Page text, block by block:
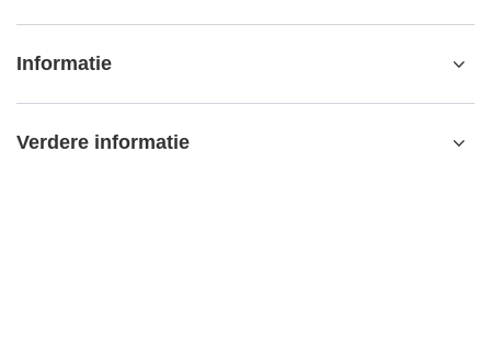
Informatie
Verdere informatie